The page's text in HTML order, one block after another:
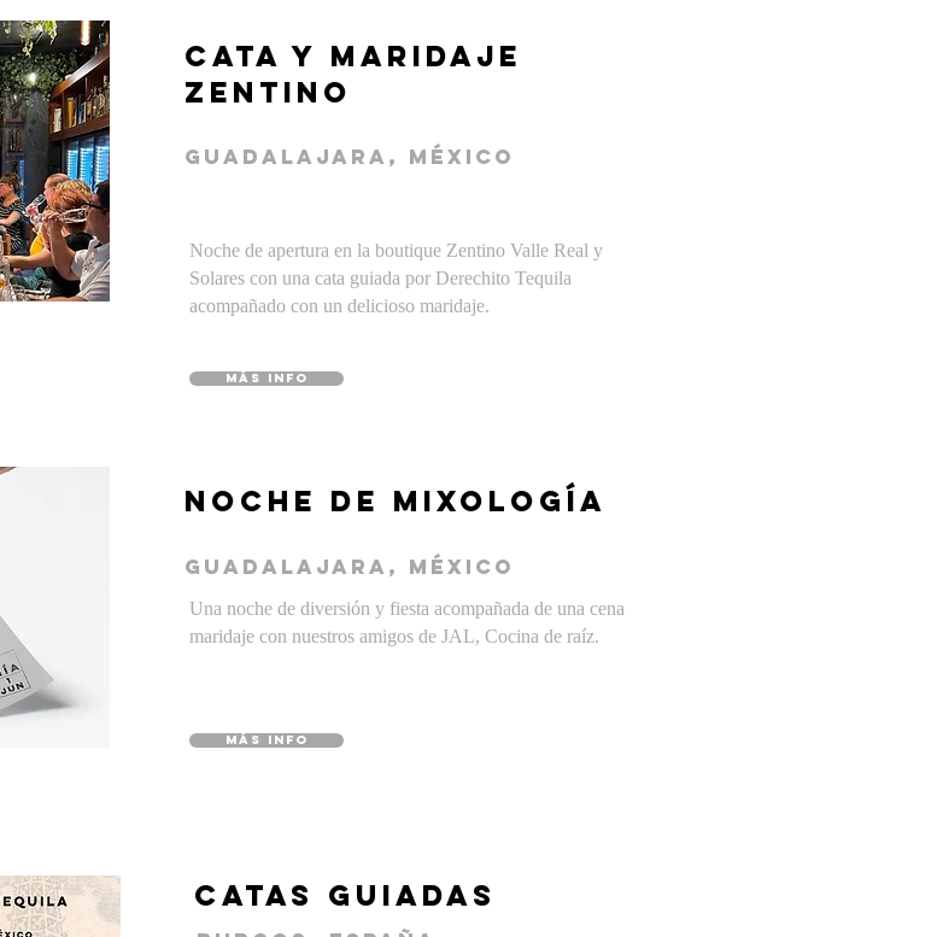
CATA Y MARIDAJE
ZENTINO
gUADALAJARA, mÉXICO
Noche de apertura en la boutique Zentino Valle Real y
Solares con una cata guiada por Derechito Tequila
acompañado con un delicioso maridaje.
MÁS INFO
nOCHE DE MIXOLOGÍA
gUADALAJARA, mÉXICO
Una noche de diversión y fiesta acompañada de una cena
maridaje con nuestros amigos de JAL, Cocina de raíz.
MÁS INFO
catas guiadas